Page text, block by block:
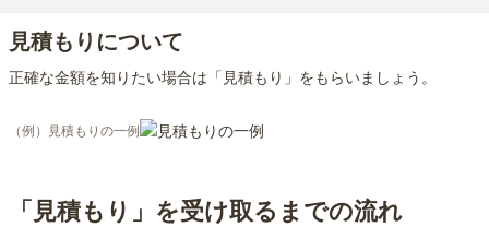
見積もりについて
正確な金額を知りたい場合は「見積もり」をもらいましょう。
（例）見積もりの一例
「見積もり」を受け取るまでの流れ